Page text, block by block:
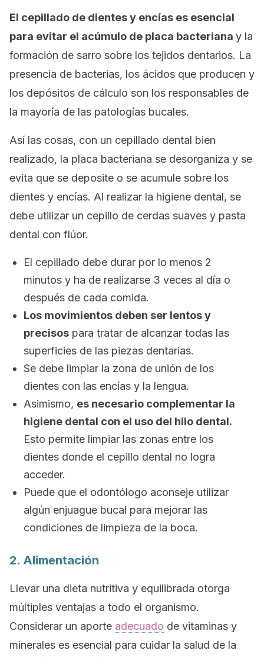
El cepillado de dientes y encías es esencial
para evitar el acúmulo de placa bacteriana y la
formación de sarro sobre los tejidos dentarios. La
presencia de bacterias, los ácidos que producen y
los depósitos de cálculo son los responsables de
la mayoría de las patologías bucales.
Así las cosas, con un cepillado dental bien
realizado, la placa bacteriana se desorganiza y se
evita que se deposite o se acumule sobre los
dientes y encías. Al realizar la higiene dental, se
debe utilizar un cepillo de cerdas suaves y pasta
dental con flúor.
El cepillado debe durar por lo menos 2
minutos y ha de realizarse 3 veces al día o
después de cada comida.
Los movimientos deben ser lentos y
precisos para tratar de alcanzar todas las
superficies de las piezas dentarias.
Se debe limpiar la zona de unión de los
dientes con las encías y la lengua.
Asimismo, es necesario complementar la
higiene dental con el uso del hilo dental.
Esto permite limpiar las zonas entre los
dientes donde el cepillo dental no logra
acceder.
Puede que el odontólogo aconseje utilizar
algún enjuague bucal para mejorar las
condiciones de limpieza de la boca.
2. Alimentación
Llevar una dieta nutritiva y equilibrada otorga
múltiples ventajas a todo el organismo.
Considerar un aporte adecuado de vitaminas y
minerales es esencial para cuidar la salud de la